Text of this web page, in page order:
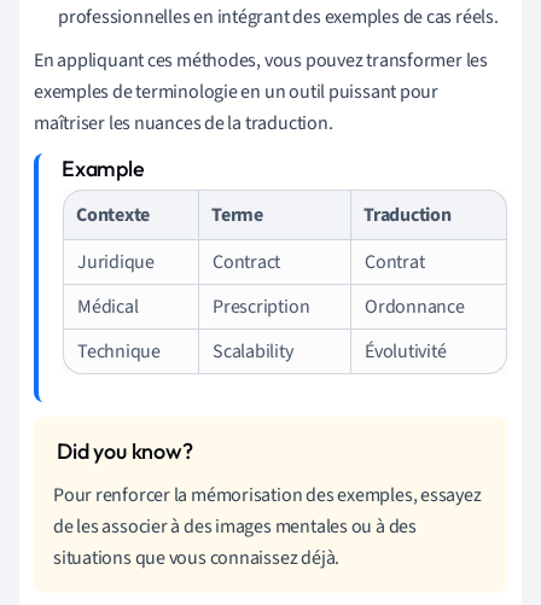
professionnelles en intégrant des exemples de cas réels.
En appliquant ces méthodes, vous pouvez transformer les
exemples de terminologie en un outil puissant pour
maîtriser les nuances de la traduction.
Contexte Terme
Traduction
Juridique
Contract
Contrat
Médical
Prescription
Ordonnance
Technique
Scalability Évolutivité
Pour renforcer la mémorisation des exemples, essayez
de les associer à des images mentales ou à des
situations que vous connaissez déjà.